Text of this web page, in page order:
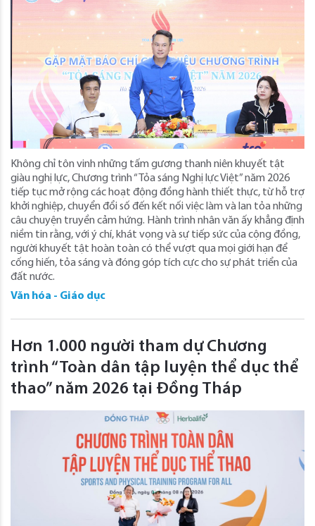
Không chỉ tôn vinh những tấm gương thanh niên khuyết tật
giàu nghị lực, Chương trình “Tỏa sáng Nghị lực Việt” năm 2026
tiếp tục mở rộng các hoạt động đồng hành thiết thực, từ hỗ trợ
khởi nghiệp, chuyển đổi số đến kết nối việc làm và lan tỏa những
câu chuyện truyền cảm hứng. Hành trình nhân văn ấy khẳng định
niềm tin rằng, với ý chí, khát vọng và sự tiếp sức của cộng đồng,
người khuyết tật hoàn toàn có thể vượt qua mọi giới hạn để
cống hiến, tỏa sáng và đóng góp tích cực cho sự phát triển của
đất nước.
Văn hóa - Giáo dục
Hơn 1.000 người tham dự Chương
trình “Toàn dân tập luyện thể dục thể
thao” năm 2026 tại Đồng Tháp